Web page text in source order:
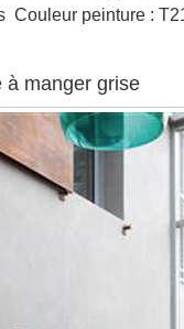
peinture :
à manger grise